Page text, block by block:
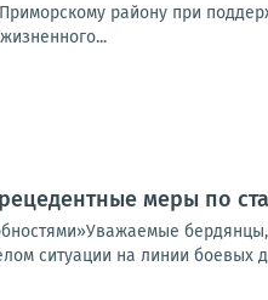
району при
меры по
ситуации на линии боевых